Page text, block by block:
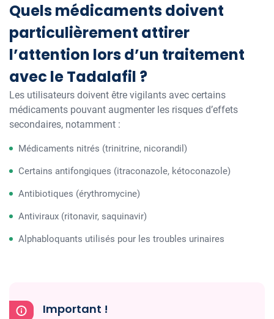
Quels médicaments doivent
particulièrement attirer
l’attention lors d’un traitement
avec le Tadalafil ?
Les utilisateurs doivent être vigilants avec certains
médicaments pouvant augmenter les risques d’effets
secondaires, notamment :
Médicaments nitrés (trinitrine, nicorandil)
Certains antifongiques (itraconazole, kétoconazole)
Antibiotiques (érythromycine)
Antiviraux (ritonavir, saquinavir)
Alphabloquants utilisés pour les troubles urinaires
Important !